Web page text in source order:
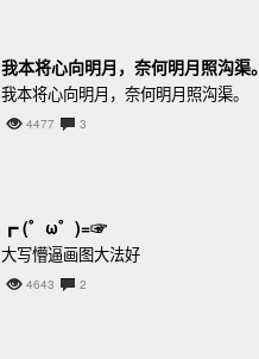
我本将心向明月，奈何明月照沟渠。
我本将心向明月，奈何明月照沟渠。
4477 3
┏ (゜ω゜)=☞
大写懵逼画图大法好
4643 2